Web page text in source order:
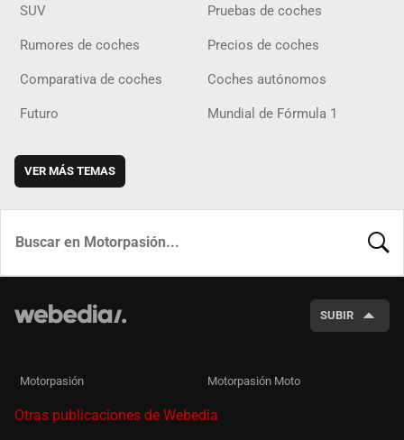
SUV Pruebas de coches
Rumores de coches Precios de coches
Comparativa de coches Coches autónomos
Futuro Mundial de Fórmula 1
VER MÁS TEMAS
SUBIR
Motorpasión Motorpasión Moto
Otras publicaciones de Webedia